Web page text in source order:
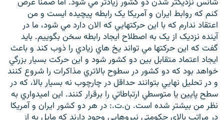
کنم که روابط ايران و آمريکا يک رابطه پيچيده ايست و من
اعتقاد ندارم که با اين حرکتهايي که الان دارد مي شود، ما در
آينده نزديک از يک به اصطلاح ايجاد رابطه سخن بگوييم. بايد
گفت که اين حرکتها مي تواند يخ هاي زيادي را ذوب کند و باعث
ايجاد اعتماد متقابل بين دو کشور شود و اين حرکت بسيار بزرگي
خواهد بود که دو کشور در سطوح بالاتري مذاکرات را شروع کنند
و در تحليل نهايي بتوانند حداقل در چارچوب نه بسيار بالا، که در
سطح پايين يا متوسطي ارتباطاتي را برقرار کنند. اين اميدواري به
نظر من بيشتر شده است. ن.ت.: در هر دو کشور ايران و آمريکا